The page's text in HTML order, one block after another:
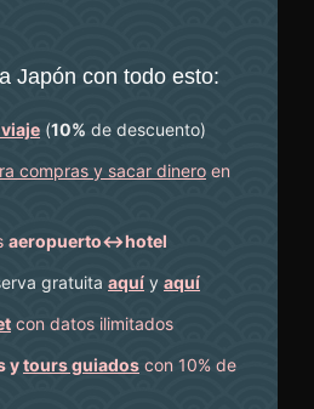
Japón con todo esto:
(10% de descuento)
compras y sacar dinero en
aeropuerto↔hotel
gratuita aquí y aquí
con datos ilimitados
ytours guiados con 10% de